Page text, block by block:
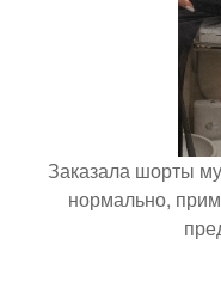
Заказала шорты
нормально,